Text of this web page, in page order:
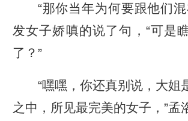
“那你当年为何要跟他们
发女子娇嗔的说了句，“可是
了？”
“嘿嘿，你还真别说，大姐
之中，所见最完美的女子，”孟